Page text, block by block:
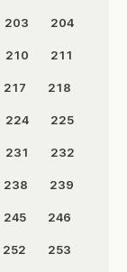
203 204
210 211
217 218
224 225
231 232
238 239
245 246
252 253